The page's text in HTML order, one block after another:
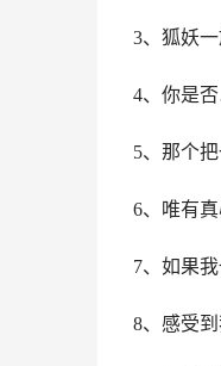
3、狐妖一
4、你是
5、那个
6、唯有
7、如果
8、感受